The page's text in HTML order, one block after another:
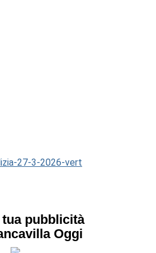
tua pubblicità
Oggi